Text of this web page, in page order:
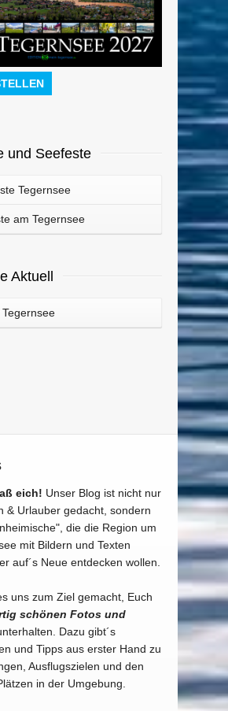
und Seefeste
Tegernsee
am Tegernsee
Aktuell
eich! Unser Blog ist nicht nur
& Urlauber gedacht, sondern
die die Region um
mit Bildern und Texten
auf´s Neue entdecken wollen.
uns zum Ziel gemacht, Euch
schönen Fotos und
Dazu gibt´s
und Tipps aus erster Hand zu
Ausflugszielen und den
in der Umgebung.